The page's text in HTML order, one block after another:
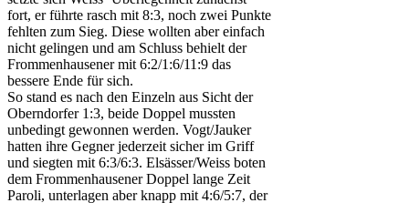
fort, er führte rasch mit 8:3, noch zwei Punkte
fehlten zum Sieg. Diese wollten aber einfach
nicht gelingen und am Schluss behielt der
Frommenhausener mit 6:2/1:6/11:9 das
bessere Ende für sich.
So stand es nach den Einzeln aus Sicht der
Oberndorfer 1:3, beide Doppel mussten
unbedingt gewonnen werden. Vogt/Jauker
hatten ihre Gegner jederzeit sicher im Griff
und siegten mit 6:3/6:3. Elsässer/Weiss boten
dem Frommenhausener Doppel lange Zeit
Paroli, unterlagen aber knapp mit 4:6/5:7, der